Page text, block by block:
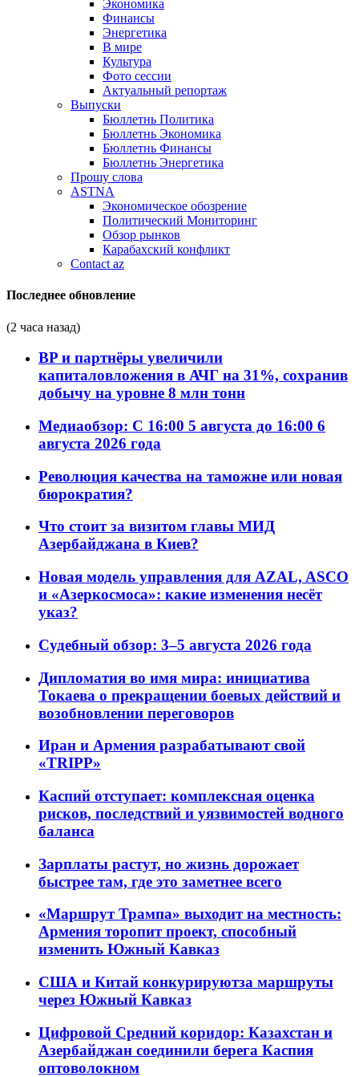
Экономика
Финансы
Энергетика
В мире
Культура
Фото сессии
Актуальный репортаж
Выпуски
Бюллетнь Политика
Бюллетнь Экономика
Бюллетнь Финансы
Бюллетнь Энергетика
Прошу слова
ASTNA
Экономическое обозрение
Политический Мониторинг
Обзор рынков
Карабахский конфликт
Contact az
Последнее обновление
(2 часа назад)
BP и партнёры увеличили
капиталовложения в АЧГ на 31%, сохранив
добычу на уровне 8 млн тонн
Медиаобзор: С 16:00 5 августа до 16:00 6
августа 2026 года
Революция качества на таможне или новая
бюрократия?
Что стоит за визитом главы МИД
Азербайджана в Киев?
Новая модель управления для AZAL, ASCO
и «Азеркосмоса»: какие изменения несёт
указ?
Судебный обзор: 3–5 августа 2026 года
Дипломатия во имя мира: инициатива
Токаева о прекращении боевых действий и
возобновлении переговоров
Иран и Армения разрабатывают свой
«TRIPP»
Каспий отступает: комплексная оценка
рисков, последствий и уязвимостей водного
баланса
Зарплаты растут, но жизнь дорожает
быстрее там, где это заметнее всего
«Маршрут Трампа» выходит на местность:
Армения торопит проект, способный
изменить Южный Кавказ
США и Китай конкурируютза маршруты
через Южный Кавказ
Цифровой Средний коридор: Казахстан и
Азербайджан соединили берега Каспия
оптоволокном